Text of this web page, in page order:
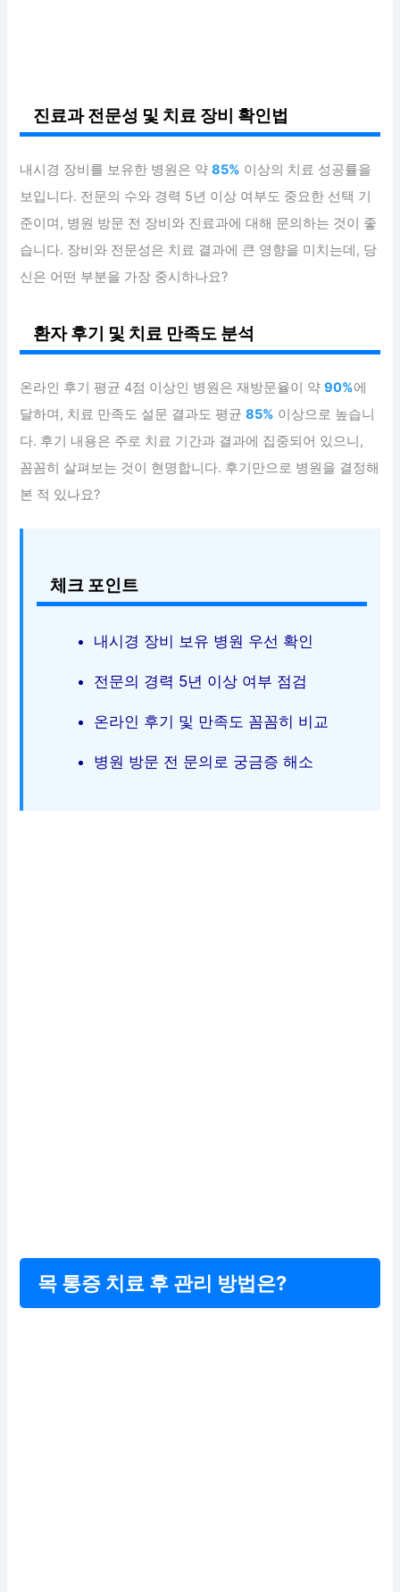
진료과 전문성 및 치료 장비 확인법
내시경 장비를 보유한 병원은 약85% 이상의 치료 성공률을
보입니다. 전문의 수와 경력 5년 이상 여부도 중요한 선택 기
준이며, 병원 방문 전 장비와 진료과에 대해 문의하는 것이 좋
습니다. 장비와 전문성은 치료 결과에 큰 영향을 미치는데, 당
신은 어떤 부분을 가장 중시하나요?
환자 후기 및 치료 만족도 분석
온라인 후기 평균 4점 이상인 병원은 재방문율이 약90%에
달하며, 치료 만족도 설문 결과도 평균85% 이상으로 높습니
다. 후기 내용은 주로 치료 기간과 결과에 집중되어 있으니,
꼼꼼히 살펴보는 것이 현명합니다. 후기만으로 병원을 결정해
본 적 있나요?
체크 포인트
내시경 장비 보유 병원 우선 확인
전문의 경력 5년 이상 여부 점검
온라인 후기 및 만족도 꼼꼼히 비교
병원 방문 전 문의로 궁금증 해소
목 통증 치료 후 관리 방법은?